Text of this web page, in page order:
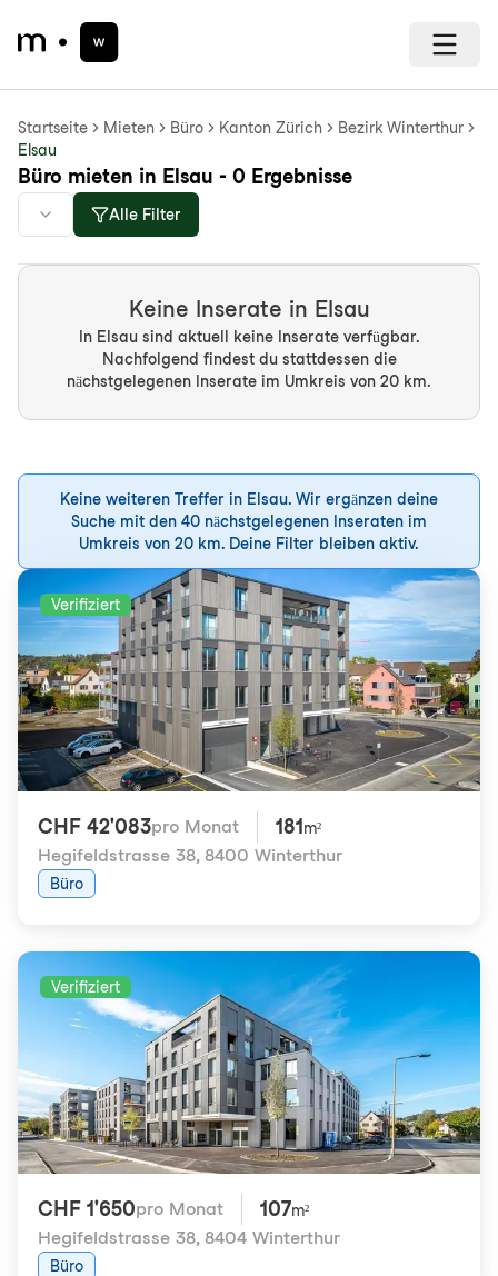
Startseite Mieten Büro Kanton Zürich
Bezirk Winterthur
Elsau
Büro mieten in Elsau - 0 Ergebnisse
Alle Filter
Keine Inserate in Elsau
In Elsau sind aktuell keine Inserate verfügbar.
Nachfolgend findest du stattdessen die
nächstgelegenen Inserate im Umkreis von 20 km.
Keine weiteren Treffer in Elsau. Wir ergänzen deine
Suche mit den 40 nächstgelegenen Inseraten im
Umkreis von 20 km. Deine Filter bleiben aktiv.
Verifiziert
CHF 42'083pro Monat 181 m²
Hegifeldstrasse 38, 8400 Winterthur
Büro
Verifiziert
CHF 1'650pro Monat 107m²
Hegifeldstrasse 38, 8404 Winterthur
Büro